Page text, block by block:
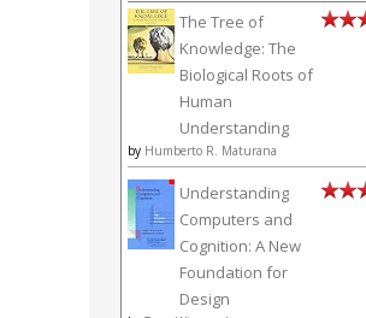
The Tree of
Knowledge: The
Biological Roots of
Human
Understanding
by Humberto R. Maturana
Understanding
Computers and
Cognition: A New
Foundation for
Design